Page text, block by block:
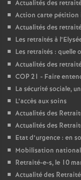
Actualités des
Action carte pétition
Actualités des
Les retraités à
Les retraités : quelle
Actualités des
COP21 - Faire
La sécurité sociale,
L’accès aux soins
Actualités des
Actualités des
Etat d’urgence : en
Mobilisation
Retraité-e-s, le 10
Actualité des